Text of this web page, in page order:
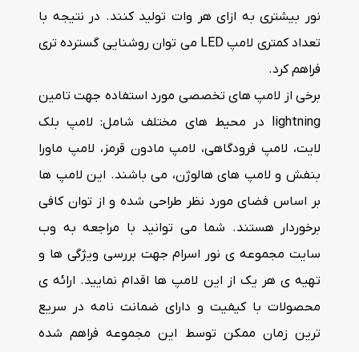
نور بیشتری به ازای هر وات تولید کنند. در نتیجه با
تعداد کمتری لامپ LED می توان روشنایی گسترده تری
فراهم کرد.
برخی از لامپ های تخصصی مورد استفاده جهت تامین
lightning در محیط های مختلف شامل: لامپ بلک
لایت، لامپ فرودگاهی، لامپ مادون قرمز، لامپ ماورا
بنفش و لامپ های هالوژن، می باشند. این لامپ ها
بر اساس فضای مورد نظر طراحی شده و از توان کافی
برخوردار هستند. شما می توانید با مراجعه به وب
سایت مجموعه ی نور اسرام جهت بررسی ویژگی ها و
تهیه ی هر یک از این لامپ ها اقدام نمایید. ارائه ی
محصولات با کیفیت و دارای ضمانت نامه در سریع
ترین زمان ممکن توسط این مجموعه فراهم شده